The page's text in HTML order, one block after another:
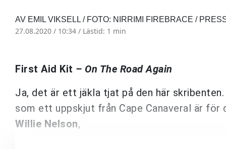
AV EMIL VIKSELL / FOTO: NIRRIMI FIREBRACE /
27.08.2020 / 10:34 / Lästid: 1 min
First Aid Kit – On The Road Again
Ja, det är ett jäkla tjat på den här
som ett uppskjut från Cape Canaveral är
Willie Nelson,